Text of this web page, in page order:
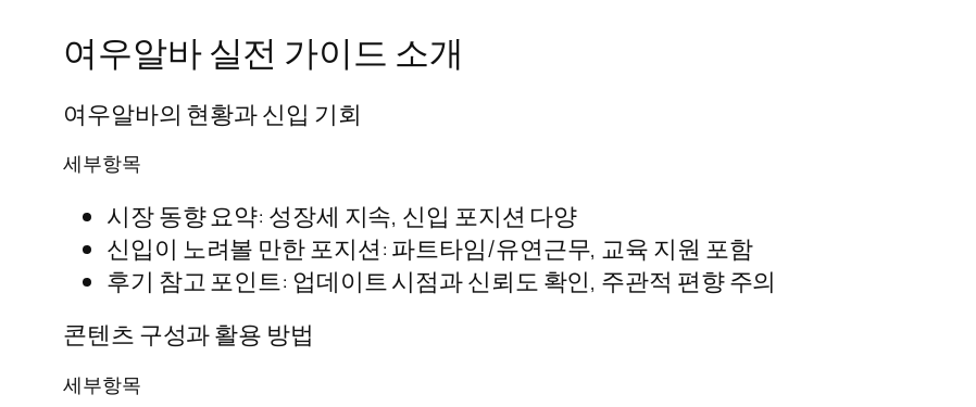
여우알바 실전 가이드 소개
여우알바의 현황과 신입 기회
세부항목
시장 동향 요약: 성장세 지속, 신입 포지션 다양
신입이 노려볼 만한 포지션: 파트타임/유연근무, 교육 지원 포함
후기 참고 포인트: 업데이트 시점과 신뢰도 확인, 주관적 편향 주의
콘텐츠 구성과 활용 방법
세부항목